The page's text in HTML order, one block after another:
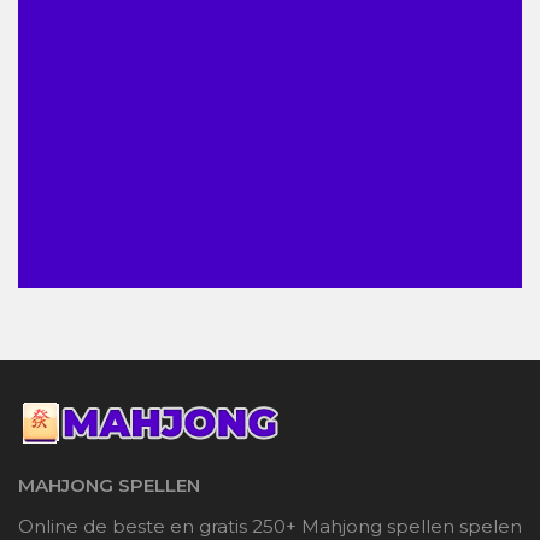
MAHJONG SPELLEN
Online de beste en gratis 250+ Mahjong spellen spelen